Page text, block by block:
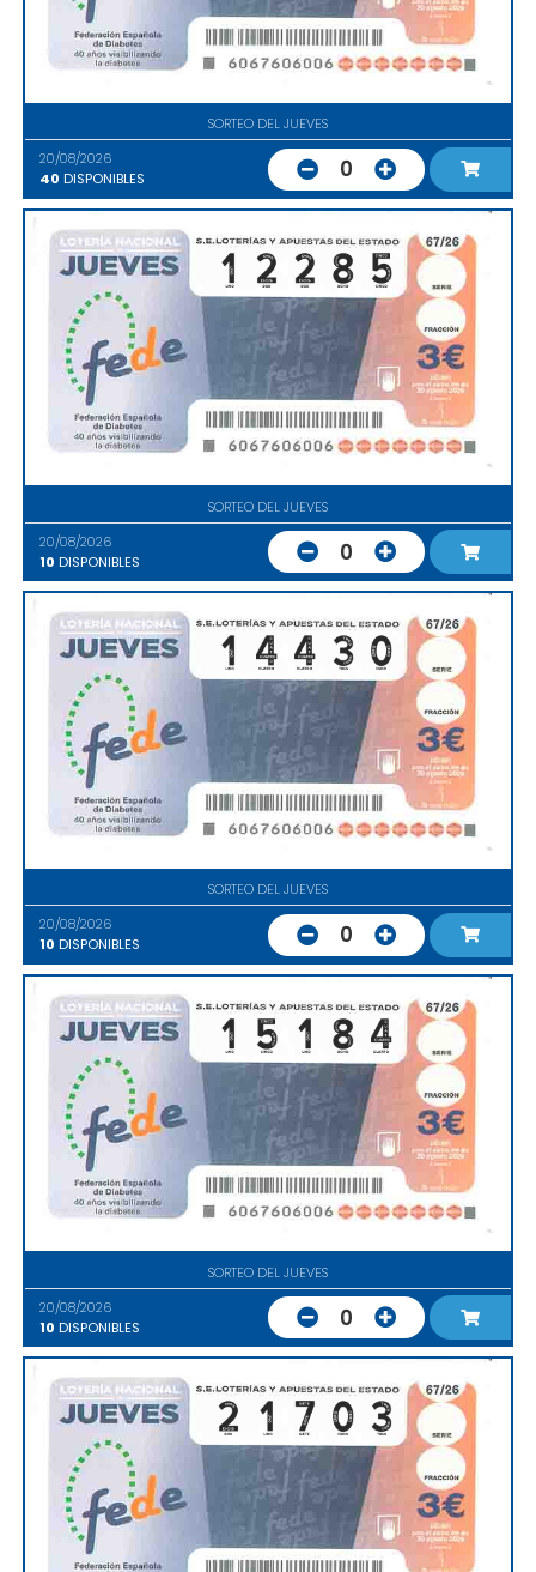
SORTEO DEL JUEVES
20/08/2026
40 DISPONIBLES 0
SORTEO DEL JUEVES
20/08/2026
10 DISPONIBLES 0
SORTEO DEL JUEVES
20/08/2026
10 DISPONIBLES 0
SORTEO DEL JUEVES
20/08/2026
10 DISPONIBLES 0